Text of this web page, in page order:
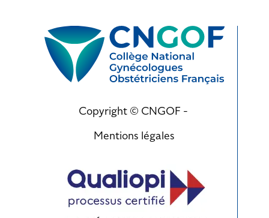
Copyright © CNGOF -
Mentions légales